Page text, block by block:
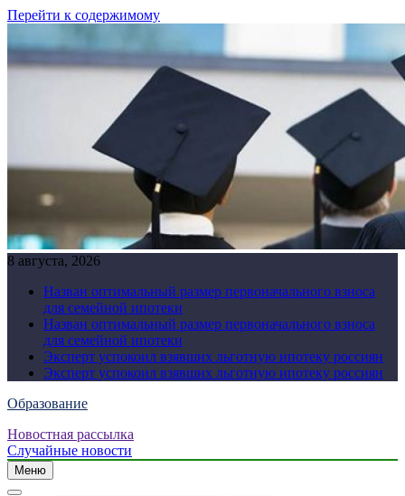
Перейти к содержимому
8 августа, 2026
Назван оптимальный размер первоначального взноса
для семейной ипотеки
Назван оптимальный размер первоначального взноса
для семейной ипотеки
Эксперт успокоил взявших льготную ипотеку россиян
Эксперт успокоил взявших льготную ипотеку россиян
Образование
Новостная рассылка
Случайные новости
Меню